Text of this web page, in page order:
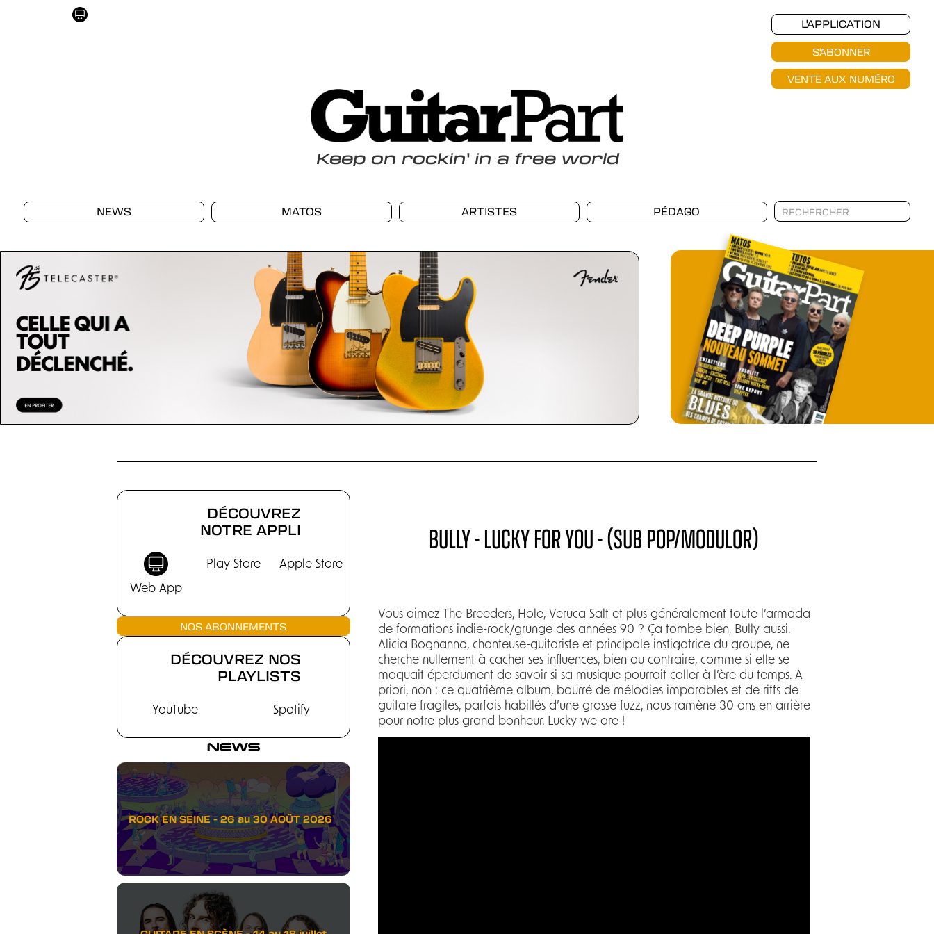
L'APPLICATION
S'ABONNER
VENTE AUX NUMÉRO
Keepon rockin' in a free world
NEWS MATOS ARTISTES PÉDAGO
CHRONIQUES
DÉCOUVREZ
NOTRE APPLI
Web App
Play Store Apple Store
NOS ABONNEMENTS
DÉCOUVREZ NOS
PLAYLISTS
YouTube Spotify
NEWS
ROCK EN SEINE - 26 au 30 AOÛT 2026
BULLY - LUCKY FOR YOU - (SUB POP/MODULOR)
Vous aimez The Breeders, Hole, Veruca Salt et plus généralement toute l’armada
de formations indie-rock/grunge des années 90 ? Ça tombe bien, Bully aussi.
Alicia Bognanno, chanteuse-guitariste et principale instigatrice du groupe, ne
cherche nullement à cacher ses influences, bien au contraire, comme si elle se
moquait éperdument de savoir si sa musique pourrait coller à l’ère du temps. A
priori, non : ce quatrième album, bourré de mélodies imparables et de riffs de
guitare fragiles, parfois habillés d’une grosse fuzz, nous ramène 30 ans en arrière
pour notre plus grand bonheur. Lucky we are !